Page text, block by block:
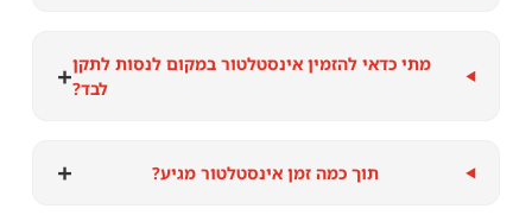
מתי כדאי להזמין אינסטלטור במקום לנסות לתקן
לבד?+
תוך כמה זמן אינסטלטור מגיע? +